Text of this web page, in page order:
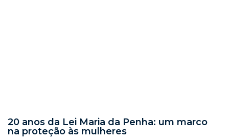
20 anos da Lei Maria da Penha: um marco
na proteção às mulheres